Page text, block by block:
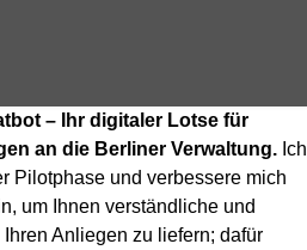
– Ihr digitaler Lotse für
an die Berliner Verwaltung. Ich
Pilotphase und verbessere mich
um Ihnen verständliche und
Anliegen zu liefern; dafür